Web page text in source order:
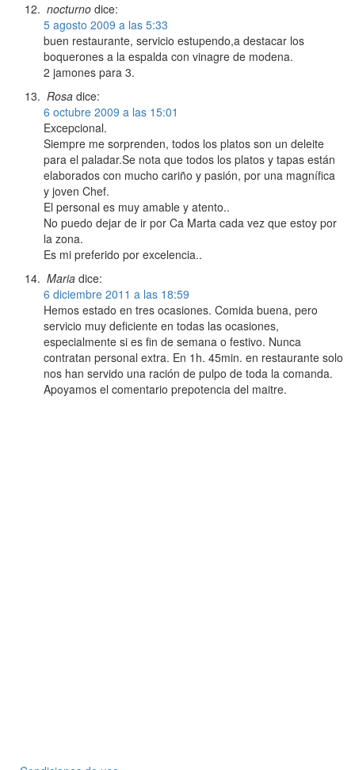
nocturno dice:
5 agosto 2009 a las 5:33
buen restaurante, servicio estupendo,a destacar los
boquerones a la espalda con vinagre de modena.
2 jamones para 3.
Rosa dice:
6 octubre 2009 a las 15:01
Excepcional.
Siempre me sorprenden, todos los platos son un deleite
para el paladar.Se nota que todos los platos y tapas están
elaborados con mucho cariño y pasión, por una magnífica
y joven Chef.
El personal es muy amable y atento..
No puedo dejar de ir por Ca Marta cada vez que estoy por
la zona.
Es mi preferido por excelencia..
Maria dice:
6 diciembre 2011 a las 18:59
Hemos estado en tres ocasiones. Comida buena, pero
servicio muy deficiente en todas las ocasiones,
especialmente si es fin de semana o festivo. Nunca
contratan personal extra. En 1h. 45min. en restaurante solo
nos han servido una ración de pulpo de toda la comanda.
Apoyamos el comentario prepotencia del maitre.